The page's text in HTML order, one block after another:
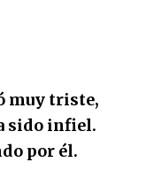
muy triste,
sido infiel.
por él.